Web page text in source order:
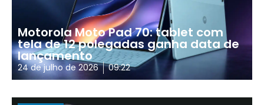
Motorola Moto Pad 70: tablet com
tela de 12 polegadas ganha data de
lançamento
24 de julho de 2026 09:22